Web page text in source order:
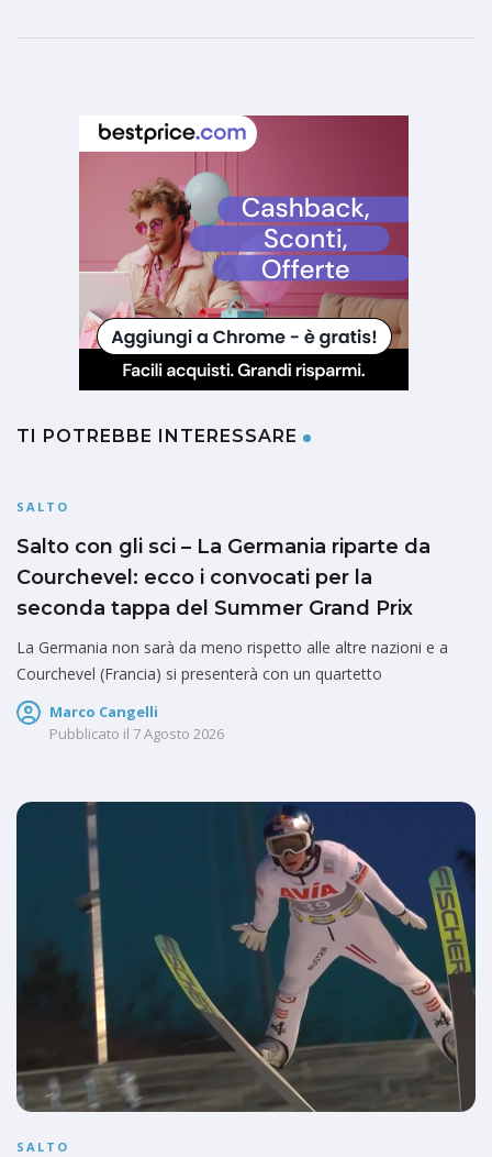
TI POTREBBE INTERESSARE
SALTO
Salto con gli sci – La Germania riparte da
Courchevel: ecco i convocati per la
seconda tappa del Summer Grand Prix
La Germania non sarà da meno rispetto alle altre nazioni e a
Courchevel (Francia) si presenterà con un quartetto
Marco Cangelli
Pubblicato il 7 Agosto 2026
SALTO